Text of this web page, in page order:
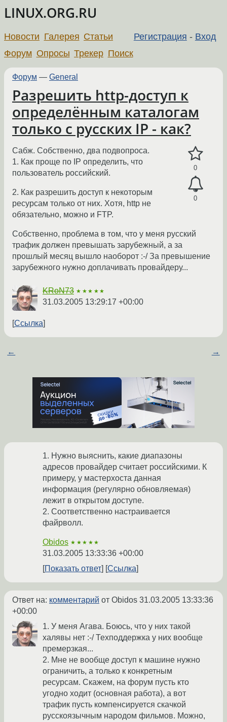
LINUX.ORG.RU
Регистрация - Вход
Новости Галерея Статьи
Форум Опросы Трекер Поиск
Форум — General
Разрешить http-доступ к
определённым каталогам
только с русских IP - как?
0
0
Сабж. Собственно, два подвопроса.
1. Как проще по IP определить, что
пользователь российский.
2. Как разрешить доступ к некоторым
ресурсам только от них. Хотя, http не
обязательно, можно и FTP.
Собственно, проблема в том, что у меня русский
трафик должен превышать зарубежный, а за
прошлый месяц вышло наоборот :-/ За превышение
зарубежного нужно доплачивать провайдеру...
KRoN73 ★★★★★
31.03.2005 13:29:17 +00:00
Ссылка
← →
1. Нужно выяснить, какие диапазоны
адресов провайдер считает российскими. К
примеру, у мастерхоста данная
информация (регулярно обновляемая)
лежит в открытом доступе.
2. Соответственно настраивается
файрволл.
Obidos ★★★★★
31.03.2005 13:33:36 +00:00
Показать ответ
Ссылка
Ответ на: комментарий от Obidos 31.03.2005 13:33:36
+00:00
1. У меня Агава. Боюсь, что у них такой
халявы нет :-/ Техподдержка у них вообще
премерзкая...
2. Мне не вообще доступ к машине нужно
ограничить, а только к конкретным
ресурсам. Скажем, на форум пусть кто
угодно ходит (основная работа), а вот
трафик пусть компенсируется скачкой
русскоязычным народом фильмов. Можно,